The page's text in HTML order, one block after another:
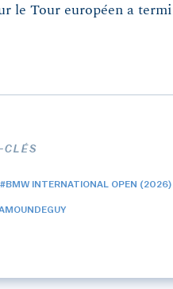
le Tour européen a
CLÉS
#BMW INTERNATIONAL OPEN (2026)